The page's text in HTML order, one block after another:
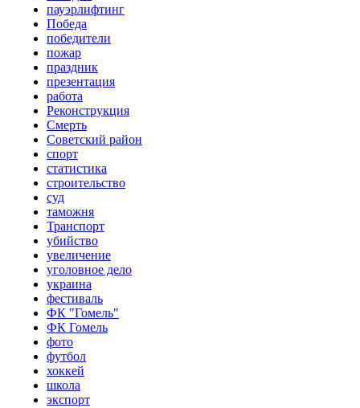
пауэрлифтинг
Победа
победители
пожар
праздник
презентация
работа
Реконструкция
Смерть
Советский район
спорт
статистика
строительство
суд
таможня
Транспорт
убийство
увеличение
уголовное дело
украина
фестиваль
ФК "Гомель"
ФК Гомель
фото
футбол
хоккей
школа
экспорт